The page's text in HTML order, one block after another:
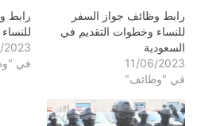
رابط وظائف جواز السفر
للنساء وخطوات التقديم في
السعودية
11/06/2023
في "وظائف"
رابط
2023
في